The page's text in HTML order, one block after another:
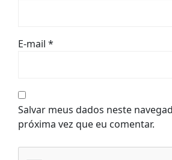
E-mail *
Salvar meus dados neste
próxima vez que eu comentar.